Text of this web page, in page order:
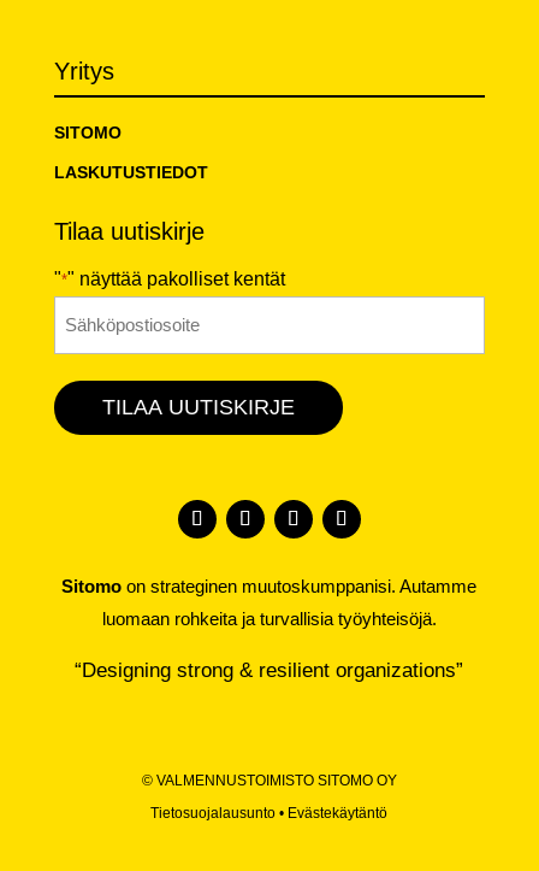
Yritys
SITOMO
LASKUTUSTIEDOT
Tilaa uutiskirje
"*" näyttää pakolliset kentät
TILAA UUTISKIRJE
Sitomo on strateginen muutoskumppanisi. Autamme
luomaan rohkeita ja turvallisia työyhteisöjä.
“Designing strong & resilient organizations”
© VALMENNUSTOIMISTO SITOMO OY
Tietosuojalausunto • Evästekäytäntö